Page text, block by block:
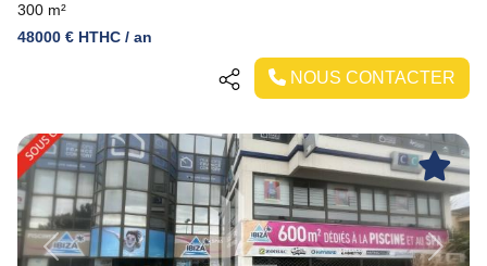
300 m²
48000 € HTHC / an
NOUS CONTACTER
Previous Next